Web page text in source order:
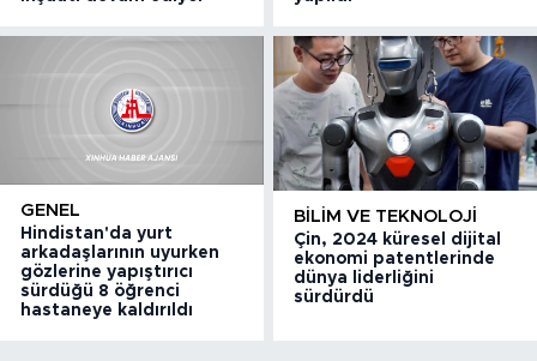
GENEL
Hindistan'da yurt
arkadaşlarının uyurken
gözlerine yapıştırıcı
sürdüğü 8 öğrenci
hastaneye kaldırıldı
BILIM VE TEKNOLOJI
Çin, 2024 küresel dijital
ekonomi patentlerinde
dünya liderliğini
sürdürdü